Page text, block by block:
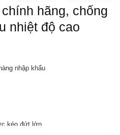
hãng, chống
nhiệt độ cao
nhập khẩu
kéo đứt lớn